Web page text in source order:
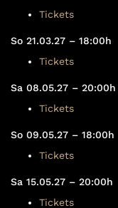
Tickets
So 21.03.27 – 18:00h
Tickets
Sa 08.05.27 – 20:00h
Tickets
So 09.05.27 – 18:00h
Tickets
Sa 15.05.27 – 20:00h
Tickets